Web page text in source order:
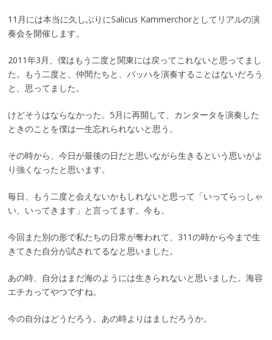
11月には本当に久しぶりにSalicus Kammerchorとしてリアルの演
奏会を開催します。
2011年3月、僕はもう二度と関東には戻ってこれないと思ってまし
た。もう二度と、仲間たちと、バッハを演奏することはないだろう
と、思ってました。
けどそうはならなかった。5月に再開して、カンタータを演奏した
ときのことを僕は一生忘れられないと思う。
その時から、今日が最後の日だと思いながら生きるという思いがよ
り強くなったと思います。
毎日、もう二度と会えないかもしれないと思って「いってらっしゃ
い、いってきます」と言ってます。今も。
今回また別の形で私たちの日常が奪われて、311の時から今まで生
きてきた自分が試されてるなと思いました。
あの時、自分はまだ海のようには生きられないと思いました。海容
エチカってやつですね。
今の自分はどうだろう。あの時よりはましだろうか。